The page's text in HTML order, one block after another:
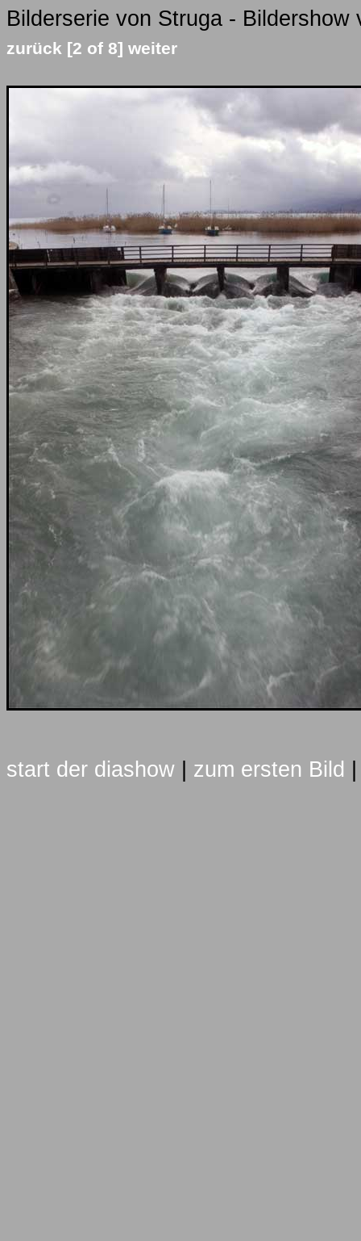
Bilderserie von Struga - Bildershow
zurück [2 of 8] weiter
start der diashow zum ersten Bild